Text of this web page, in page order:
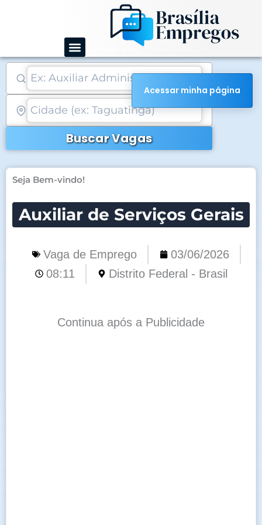
conteúdo
Buscar Vagas
Seja Bem-vindo!
Auxiliar de Serviços Gerais
Vaga de Emprego
03/06/2026
08:11
Distrito Federal - Brasil
Continua após a Publicidade
Acessar minha página